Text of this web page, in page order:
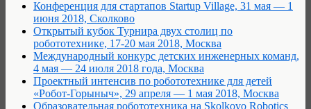
Конференция для стартапов Startup Village, 31 мая — 1
июня 2018, Сколково
Открытый кубок Турнира двух столиц по
робототехнике, 17-20 мая 2018, Москва
Международный конкурс детских инженерных команд,
4 мая — 24 июля 2018 года, Москва
Проектный интенсив по робототехнике для детей
«Робот-Горыныч», 29 апреля — 1 мая 2018, Москва
Образовательная робототехника на Skolkovo Robotics